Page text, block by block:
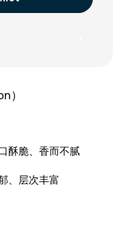
）
酥脆、香而不腻
、层次丰富